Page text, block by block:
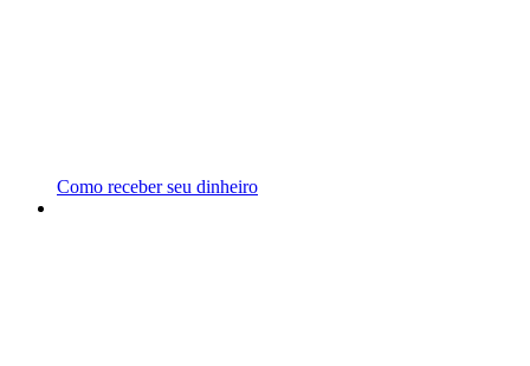
Como receber seu dinheiro